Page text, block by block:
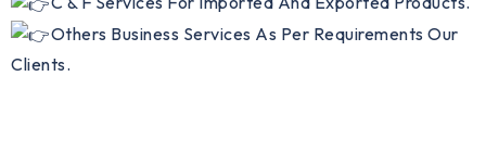
Others Business Services As Per Requirements Our
Clients.